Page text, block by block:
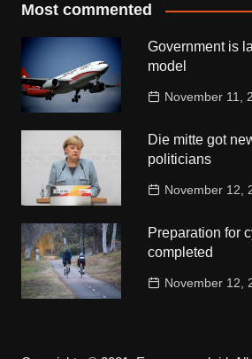
Most commented
Government is
model
November 11,
Die mitte got
politicians
November 12,
Preparation for
completed
November 12,